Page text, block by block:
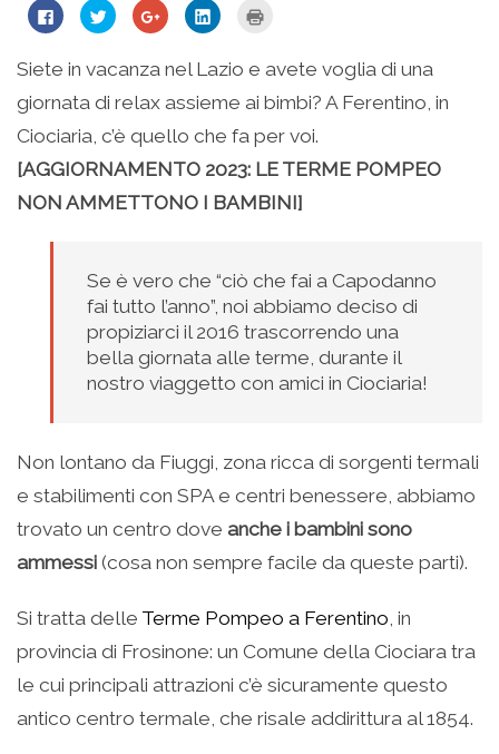
Fai
clic
su
Facebook
apre
una
nuova
finestra)
Fai
clic
condividere
su
Twitter
(Si
in
una
nuova
finestra)
Fai
clic
condividere
su
Google+
(Si
in
una
nuova
finestra)
Fai
clic
condividere
su
LinkedIn
(Si
in
una
finestra)
stampare
(Si
apre
in
nuova
finestra)
Siete in vacanza nel Lazio e avete voglia di una
giornata di relax assieme ai bimbi? A Ferentino, in
Ciociaria, c’è quello che fa per voi.
[AGGIORNAMENTO 2023: LE TERME POMPEO
NON AMMETTONO I BAMBINI]
Se è vero che “ciò che fai a Capodanno
fai tutto l’anno”, noi abbiamo deciso di
propiziarci il 2016 trascorrendo una
bella giornata alle terme, durante il
nostro viaggetto con amici in Ciociaria!
Non lontano da Fiuggi, zona ricca di sorgenti termali
e stabilimenti con SPA e centri benessere, abbiamo
trovato un centro dove anche i bambini sono
ammessi (cosa non sempre facile da queste parti).
Si tratta delle Terme Pompeo a Ferentino , in
provincia di Frosinone: un Comune della Ciociara tra
le cui principali attrazioni c’è sicuramente questo
antico centro termale, che risale addirittura al 1854.